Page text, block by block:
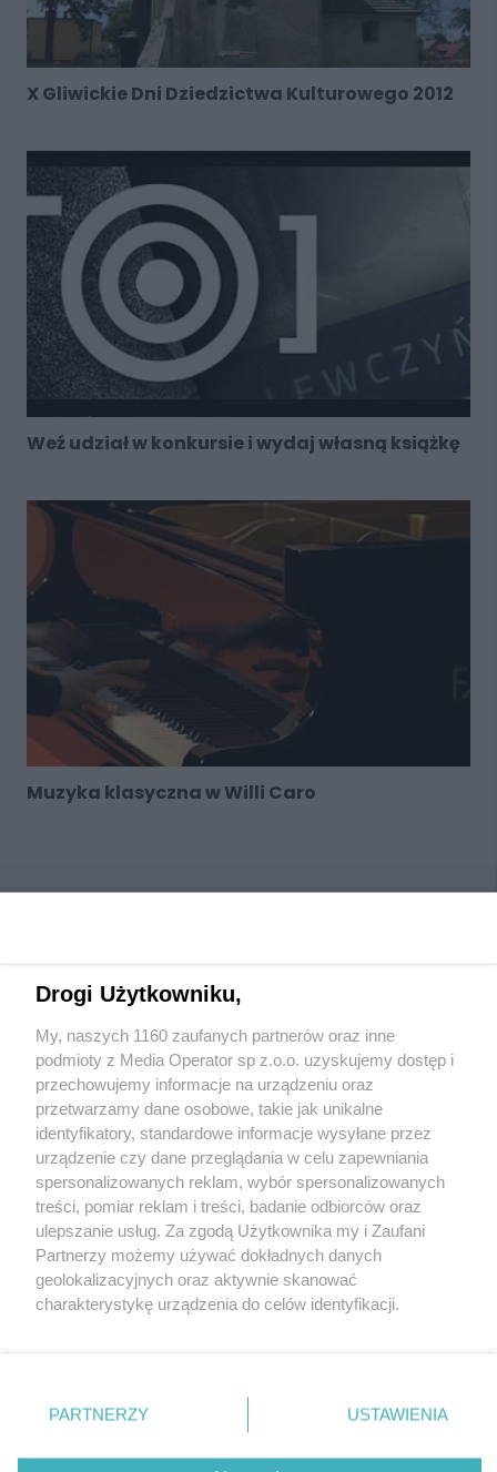
X Gliwickie Dni Dziedzictwa Kulturowego 2012
Weź udział w konkursie i wydaj własną książkę
Muzyka klasyczna w Willi Caro
Wydawca mediów
Nie zapomnij
zapoznać się z:
polityką prywatności regulamin korzystania z portali
Twojemiasto
Piekary Śląskie
Chorzów
Tarnowskie Góry
Ruda Śląska
Świętochłowice
Zagłębie
Skontaktuj sięz nami
Kontakt
Wydawca
Redakcja
Newsletter
Reklama
Drogi Użytkowniku,
My, naszych 1160 zaufanych partnerów oraz inne
podmioty z Media Operator sp z.o.o. uzyskujemy dostęp i
przechowujemy informacje na urządzeniu oraz
przetwarzamy dane osobowe, takie jak unikalne
identyfikatory, standardowe informacje wysyłane przez
urządzenie czy dane przeglądania w celu zapewniania
spersonalizowanych reklam, wybór spersonalizowanych
treści, pomiar reklam i treści, badanie odbiorców oraz
ulepszanie usług. Za zgodą Użytkownika my i Zaufani
Partnerzy możemy używać dokładnych danych
geolokalizacyjnych oraz aktywnie skanować
charakterystykę urządzenia do celów identyfikacji.
zmienić/wycofać klikając przycisk ustawień prywatności
znajdujący się w lewym dolnym rogu strony
rodzaje przetwarzania danych nie wymagają zgody
PARTNERZY USTAWIENIA